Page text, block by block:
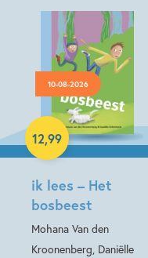
10-08-2026
ik lees – Het
bosbeest
Mohana Van den
Kroonenberg, Daniëlle
12,99
Hardcover